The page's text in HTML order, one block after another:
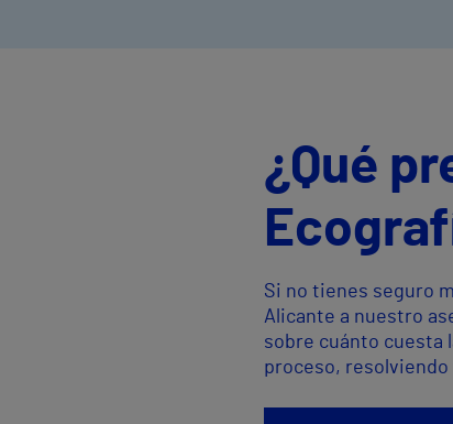
¿Qué
Si no tienes seguro
Alicante a nuestro
sobre cuánto cuesta
proceso,